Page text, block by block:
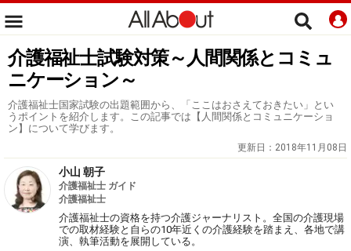
介護福祉士試験対策～人間関係とコミュ
ニケーション～
介護福祉士国家試験の出題範囲から、「ここはおさえておきたい」とい
うポイントを紹介します。この記事では【人間関係とコミュニケーショ
ン】について学びます。
更新日： 2018年11月08日
小山 朝子
介護福祉士 ガイド
介護福祉士
介護福祉士の資格を持つ介護ジャーナリスト。全国の介護現場
での取材経験と自らの10年近くの介護経験を踏まえ、各地で講
演、執筆活動を展開している。